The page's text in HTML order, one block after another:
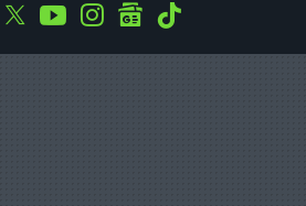
Facebook
TwitterYoutubeInstagramgooglenews